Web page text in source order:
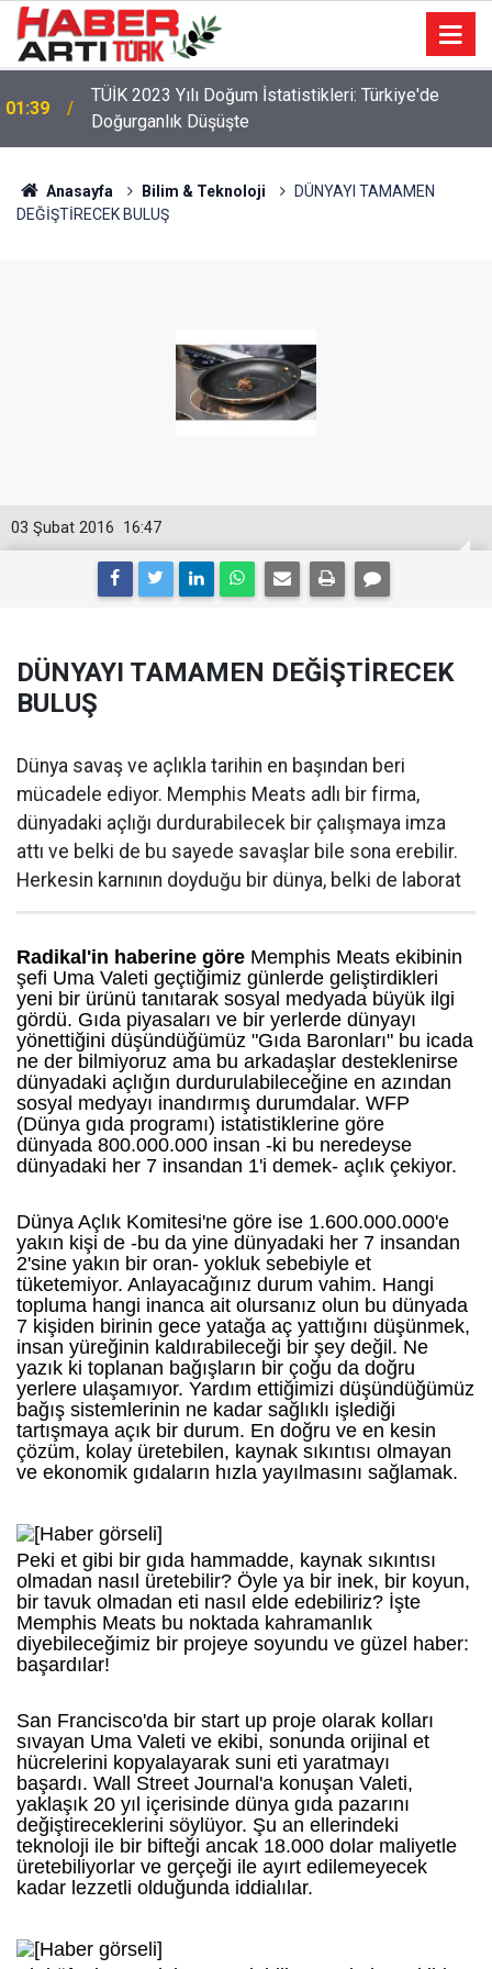
01:39
TÜİK 2023 Yılı Doğum İstatistikleri: Türkiye'de
Doğurganlık Düşüşte
Anasayfa Bilim & Teknoloji
DÜNYAYI TAMAMEN
DEĞİŞTİRECEK BULUŞ
16:47
03 Şubat 2016
DÜNYAYI TAMAMEN DEĞİŞTİRECEK
BULUŞ
Dünya savaş ve açlıkla tarihin en başından beri
mücadele ediyor. Memphis Meats adlı bir firma,
dünyadaki açlığı durdurabilecek bir çalışmaya imza
attı ve belki de bu sayede savaşlar bile sona erebilir.
Herkesin karnının doyduğu bir dünya, belki de laborat
Radikal'in haberine göre Memphis Meats ekibinin
şefi Uma Valeti geçtiğimiz günlerde geliştirdikleri
yeni bir ürünü tanıtarak sosyal medyada büyük ilgi
gördü. Gıda piyasaları ve bir yerlerde dünyayı
yönettiğini düşündüğümüz "Gıda Baronları" bu icada
ne der bilmiyoruz ama bu arkadaşlar desteklenirse
dünyadaki açlığın durdurulabileceğine en azından
sosyal medyayı inandırmış durumdalar. WFP
(Dünya gıda programı) istatistiklerine göre
dünyada 800.000.000 insan -ki bu neredeyse
dünyadaki her 7 insandan 1'i demek- açlık çekiyor.
Dünya Açlık Komitesi'ne göre ise 1.600.000.000'e
yakın kişi de -bu da yine dünyadaki her 7 insandan
2'sine yakın bir oran- yokluk sebebiyle et
tüketemiyor. Anlayacağınız durum vahim. Hangi
topluma hangi inanca ait olursanız olun bu dünyada
7 kişiden birinin gece yatağa aç yattığını düşünmek,
insan yüreğinin kaldırabileceği bir şey değil. Ne
yazık ki toplanan bağışların bir çoğu da doğru
yerlere ulaşamıyor. Yardım ettiğimizi düşündüğümüz
bağış sistemlerinin ne kadar sağlıklı işlediği
tartışmaya açık bir durum. En doğru ve en kesin
çözüm, kolay üretebilen, kaynak sıkıntısı olmayan
ve ekonomik gıdaların hızla yayılmasını sağlamak.
Peki et gibi bir gıda hammadde, kaynak sıkıntısı
olmadan nasıl üretebilir? Öyle ya bir inek, bir koyun,
bir tavuk olmadan eti nasıl elde edebiliriz? İşte
Memphis Meats bu noktada kahramanlık
diyebileceğimiz bir projeye soyundu ve güzel haber:
başardılar!
San Francisco'da bir start up proje olarak kolları
sıvayan Uma Valeti ve ekibi, sonunda orijinal et
hücrelerini kopyalayarak suni eti yaratmayı
başardı. Wall Street Journal'a konuşan Valeti,
yaklaşık 20 yıl içerisinde dünya gıda pazarını
değiştireceklerini söylüyor. Şu an ellerindeki
teknoloji ile bir bifteği ancak 18.000 dolar maliyetle
üretebiliyorlar ve gerçeği ile ayırt edilemeyecek
kadar lezzetli olduğunda iddialılar.